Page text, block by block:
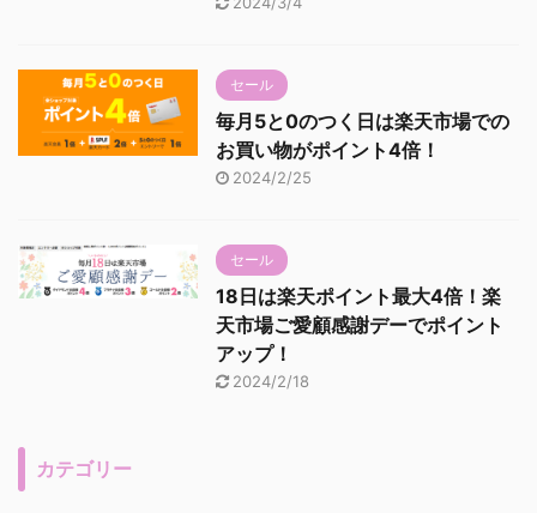
セール
毎月5と0のつく日は楽天市場での
お買い物がポイント4倍！
2024/2/25
セール
18日は楽天ポイント最大4倍！楽
天市場ご愛顧感謝デーでポイント
アップ！
2024/2/18
カテゴリー